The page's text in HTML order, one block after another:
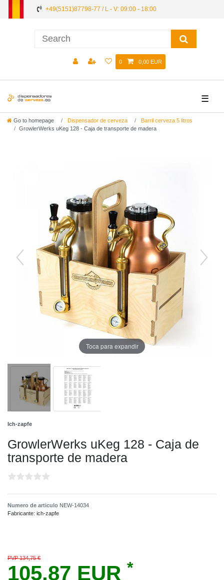
+49(5151)87798-77 / L - V: 09:00 - 18:00
0 0,00 EUR
☰
Go to homepage Dispensador de cerveza
Barril cerveza 5 litros
GrowlerWerks uKeg 128 - Caja de transporte de madera
Toca para expandir
Ich-zapfe
GrowlerWerks uKeg 128 - Caja de
transporte de madera
Numero de articulo NEW-14034
Fabricante: ich-zapfe
PVP 134,75 €
105,87 EUR *